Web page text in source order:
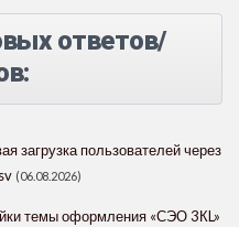
ответов/
загрузка пользователей через
(06.08.2026)
темы оформления «СЭО 3КL»